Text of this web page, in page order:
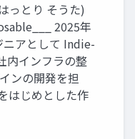
っとり そうた)
2025年
アとして Indie-
内インフラの整
ンの開発を担
はじめとした作